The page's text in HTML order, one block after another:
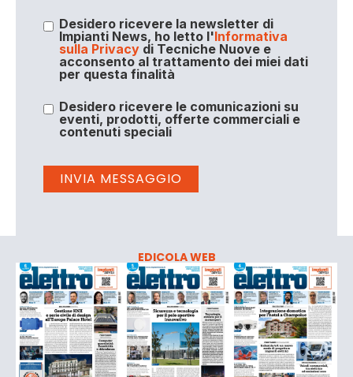
Desidero ricevere la newsletter di
Impianti News, ho letto l'Informativa
sulla Privacydi Tecniche Nuove e
acconsento al trattamento dei miei dati
per questa finalità
Desidero ricevere le comunicazioni su
eventi, prodotti, offerte commerciali e
contenuti speciali
EDICOLA WEB